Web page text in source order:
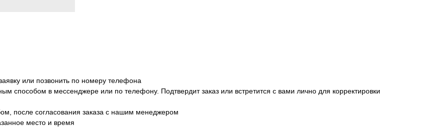
или позвонить по номеру телефона
способом в мессенджере или по телефону. Подтвердит заказ или встретится с вами лично для корректировки
после согласования заказа с нашим менеджером
место и время